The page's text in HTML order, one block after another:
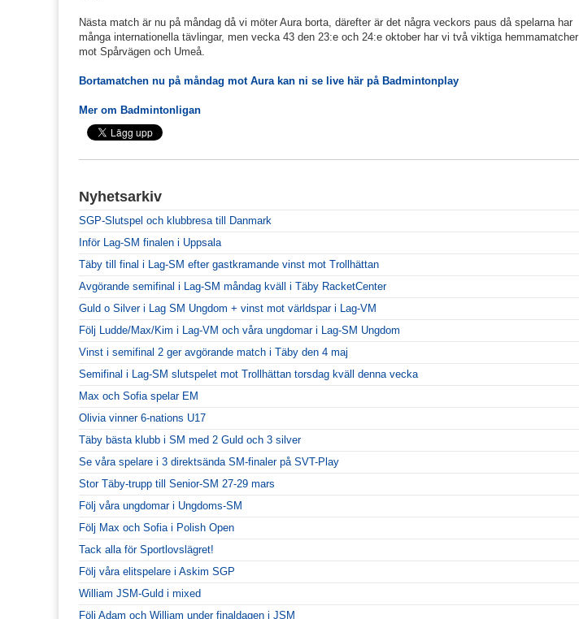
Nästa match är nu på måndag då vi möter Aura borta, därefter är det några veckors paus då spelarna har
många internationella tävlingar, men vecka 43 den 23:e och 24:e oktober har vi två viktiga hemmamatcher
mot Spårvägen och Umeå.
Bortamatchen nu på måndag mot Aura kan ni se live här på Badmintonplay
Mer om Badmintonligan
Nyhetsarkiv
SGP-Slutspel och klubbresa till Danmark
Inför Lag-SM finalen i Uppsala
Täby till final i Lag-SM efter gastkramande vinst mot Trollhättan
Avgörande semifinal i Lag-SM måndag kväll i Täby RacketCenter
Guld o Silver i Lag SM Ungdom + vinst mot världspar i Lag-VM
Följ Ludde/Max/Kim i Lag-VM och våra ungdomar i Lag-SM Ungdom
Vinst i semifinal 2 ger avgörande match i Täby den 4 maj
Semifinal i Lag-SM slutspelet mot Trollhättan torsdag kväll denna vecka
Max och Sofia spelar EM
Olivia vinner 6-nations U17
Täby bästa klubb i SM med 2 Guld och 3 silver
Se våra spelare i 3 direktsända SM-finaler på SVT-Play
Stor Täby-trupp till Senior-SM 27-29 mars
Följ våra ungdomar i Ungdoms-SM
Följ Max och Sofia i Polish Open
Tack alla för Sportlovslägret!
Följ våra elitspelare i Askim SGP
William JSM-Guld i mixed
Följ Adam och William under finaldagen i JSM